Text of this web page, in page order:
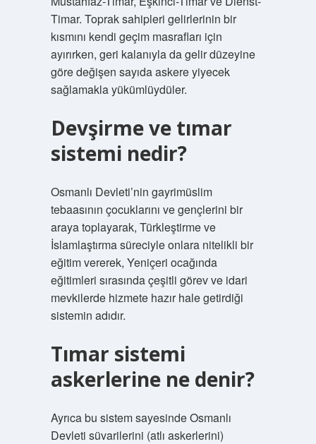
Timar. Toprak sahipleri gelirlerinin bir
kısmını kendi geçim masrafları için
ayırırken, geri kalanıyla da gelir düzeyine
göre değişen sayıda askere yiyecek
sağlamakla yükümlüydüler.
Devşirme ve tımar
sistemi nedir?
Osmanlı Devleti’nin gayrimüslim
tebaasının çocuklarını ve gençlerini bir
araya toplayarak, Türkleştirme ve
İslamlaştırma süreciyle onlara nitelikli bir
eğitim vererek, Yeniçeri ocağında
eğitimleri sırasında çeşitli görev ve idari
mevkilerde hizmete hazır hale getirdiği
sistemin adıdır.
Tımar sistemi
askerlerine ne denir?
Ayrıca bu sistem sayesinde Osmanlı
Devleti süvarilerini (atlı askerlerini)